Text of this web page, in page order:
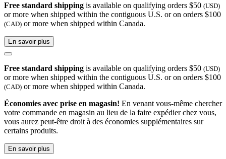
Free standard shipping is available on qualifying orders $50 (USD)
or more when shipped within the contiguous U.S. or on orders $100
(CAD) or more when shipped within Canada.
En savoir plus
Free standard shipping is available on qualifying orders $50 (USD)
or more when shipped within the contiguous U.S. or on orders $100
(CAD) or more when shipped within Canada.
Économies avec prise en magasin! En venant vous-même chercher
votre commande en magasin au lieu de la faire expédier chez vous,
vous aurez peut-être droit à des économies supplémentaires sur
certains produits.
En savoir plus